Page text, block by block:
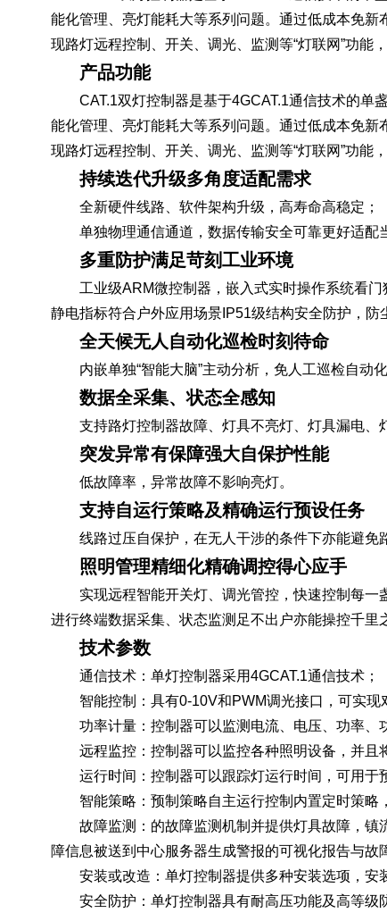
能化管理、亮灯能耗大等系列问题。通过低成本免
现路灯远程控制、开关、调光、监测等“灯联网”功能
产品功能
CAT.1双灯控制器是基于4GCAT.1通信技术的单
能化管理、亮灯能耗大等系列问题。通过低成本免
现路灯远程控制、开关、调光、监测等“灯联网”功能
持续迭代升级多角度适配需求
全新硬件线路、软件架构升级，高寿命高稳定；
单独物理通信通道，数据传输安全可靠更好适配
多重防护满足苛刻工业环境
工业级ARM微控制器，嵌入式实时操作系统看
静电指标符合户外应用场景IP51级结构安全防护，防
全天候无人自动化巡检时刻待命
内嵌单独“智能大脑”主动分析，免人工巡检自动
数据全采集、状态全感知
支持路灯控制器故障、灯具不亮灯、灯具漏电、
突发异常有保障强大自保护性能
低故障率，异常故障不影响亮灯。
支持自运行策略及精确运行预设任务
线路过压自保护，在无人干涉的条件下亦能避免
照明管理精细化精确调控得心应手
实现远程智能开关灯、调光管控，快速控制每
进行终端数据采集、状态监测足不出户亦能操控千里
技术参数
通信技术 ： 单灯控制器采用4GCAT.1通信技术；
智能控制
： 具有0-10V和PWM调光接口，可实现
功率计量 ： 控制器可以监测电流、电压、功率、
远程监控 ： 控制器可以监控各种照明设备，并且
运行时间 ： 控制器可以跟踪灯运行时间，可用于
智能策略 ： 预制策略自主运行控制内置定时策略
故障监测 ： 的故障监测机制并提供灯具故障，
障信息被送到中心服务器生成警报的可视化报告与故
安装或改造 ： 单灯控制器提供多种安装选项，安
安全防护 ： 单灯控制器具有耐高压功能及高等级